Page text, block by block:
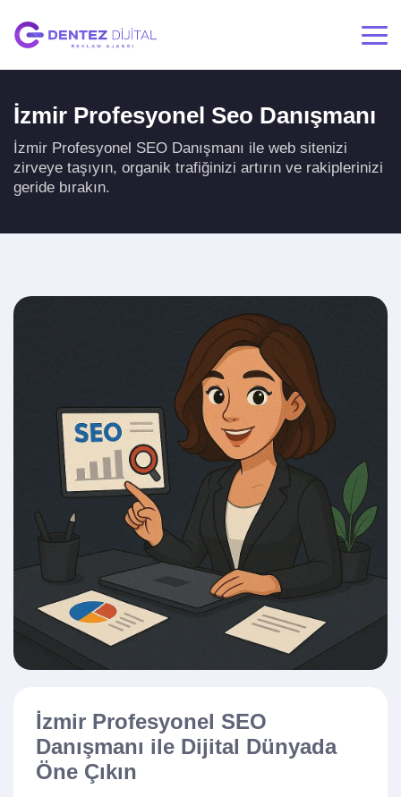
İzmir Profesyonel Seo Danışmanı
İzmir Profesyonel SEO Danışmanı ile web sitenizi
zirveye taşıyın, organik trafiğinizi artırın ve rakiplerinizi
geride bırakın.
İzmir Profesyonel SEO
Danışmanı ile Dijital Dünyada
Öne Çıkın